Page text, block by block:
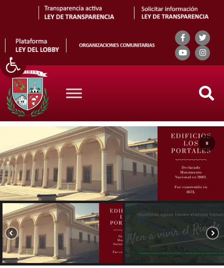
Abrir barra de herramientas
Search